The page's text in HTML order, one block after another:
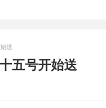
送
五号开始送